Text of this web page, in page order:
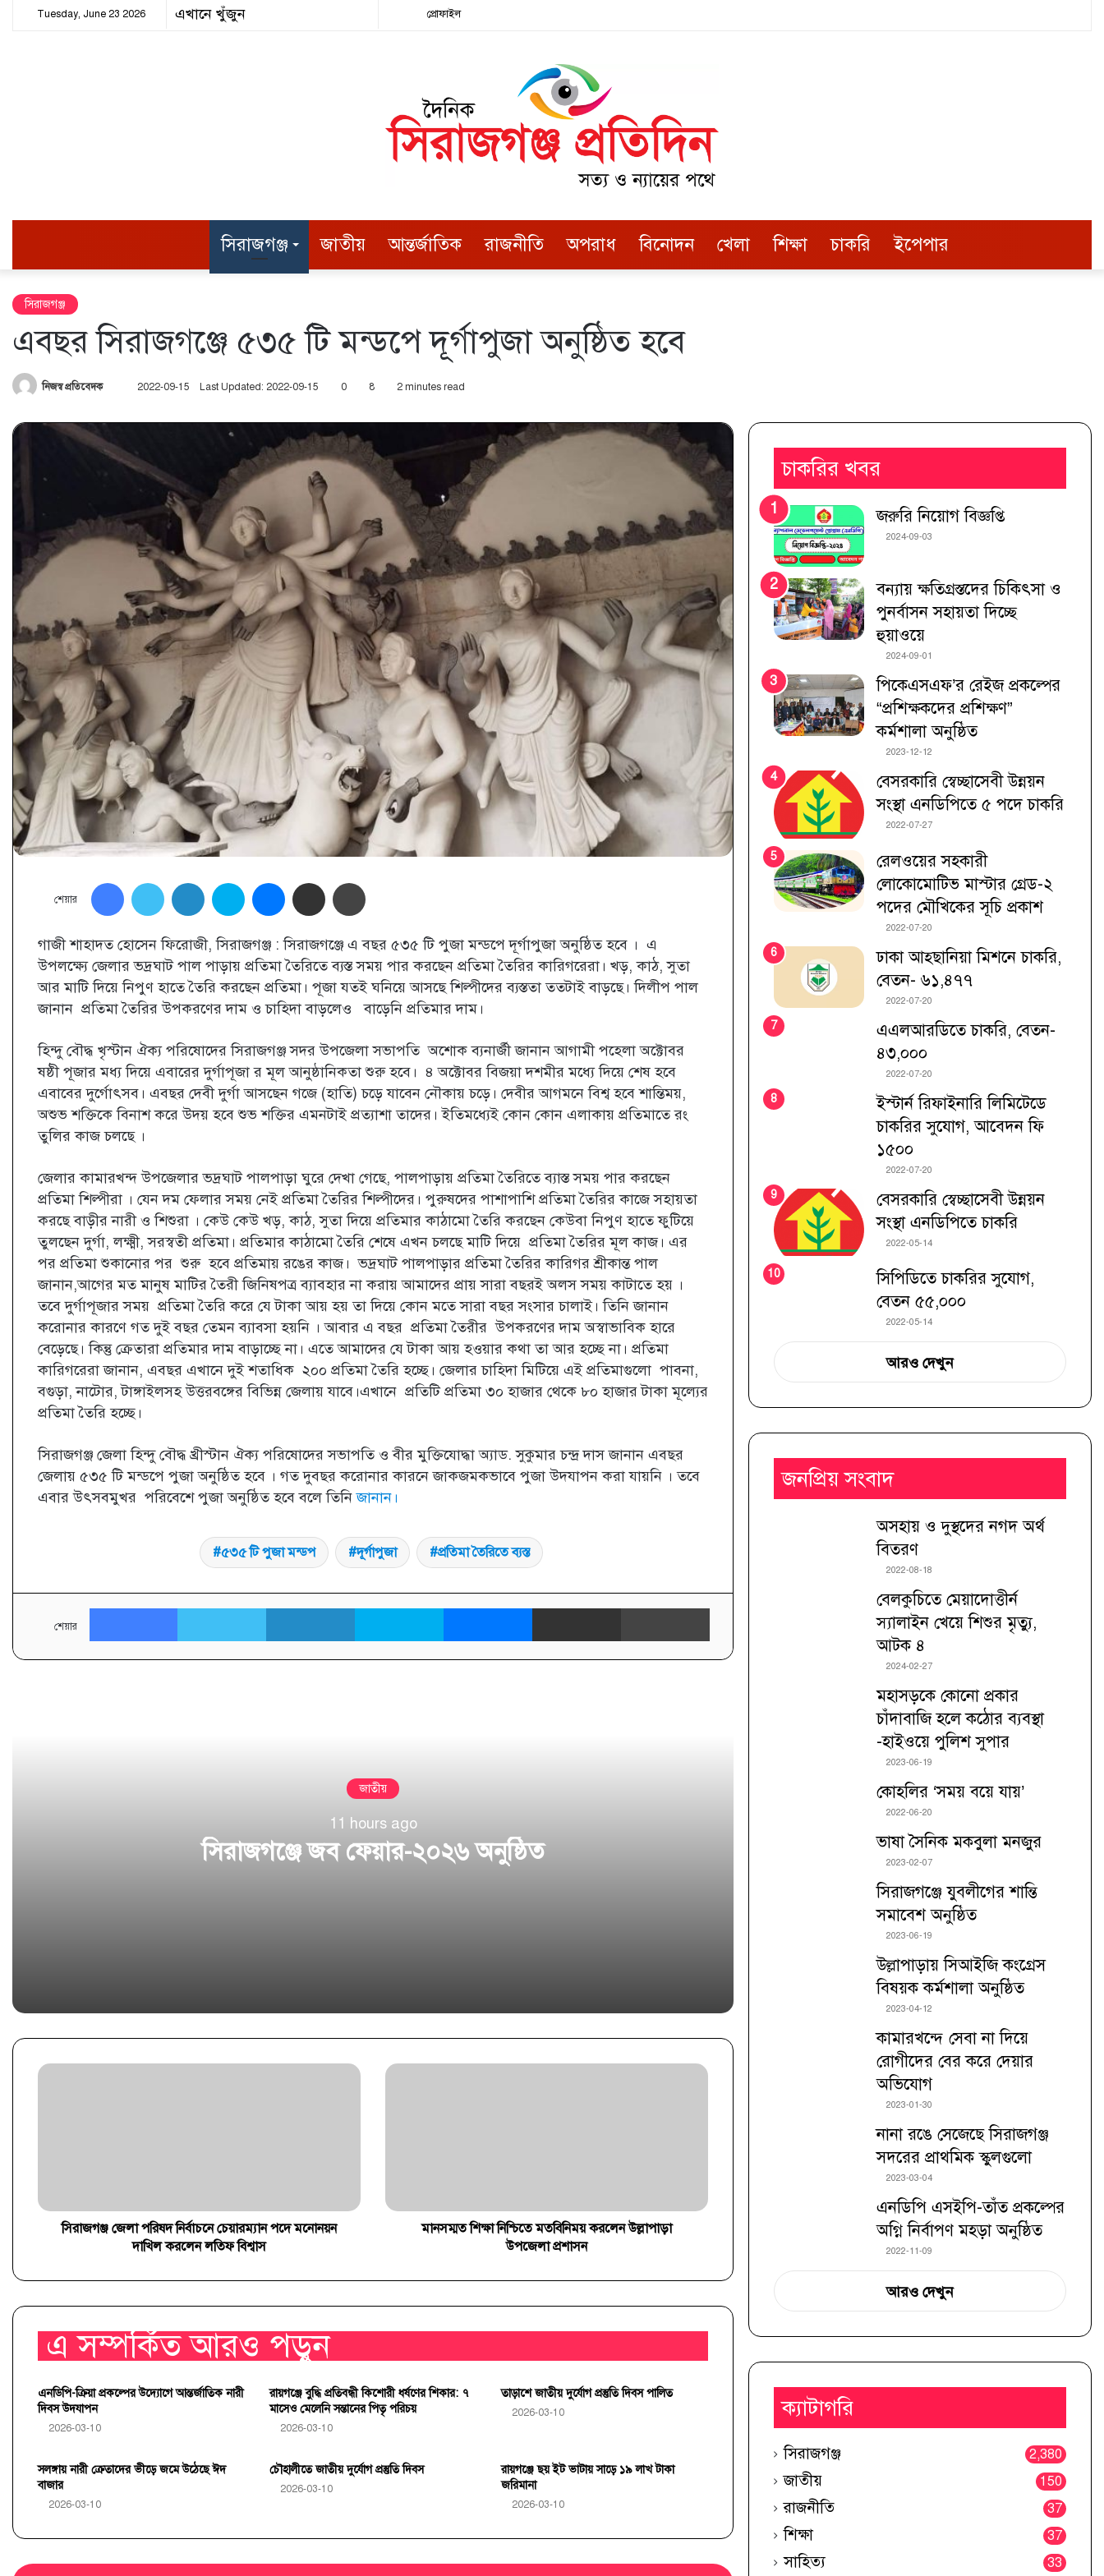
Tuesday, June 23 2026
Randomপ্রোফাইল
হোমসিরাজগঞ্জ জাতীয় আন্তর্জাতিক রাজনীতি অপরাধ বিনোদন খেলা শিক্ষা চাকরি ইপেপার
সিরাজগঞ্জ
এবছর সিরাজগঞ্জে ৫৩৫ টি মন্ডপে দূর্গাপুজা অনুষ্ঠিত হবে
নিজস্ব প্রতিবেদক
Send
email
2022-09-15 Last Updated: 2022-09-15 0 8 2 minutes read
শেয়ার
Facebook
Twitter LinkedInSkype Messenger
Share via Email
গাজী শাহাদত হোসেন ফিরোজী, সিরাজগঞ্জ : সিরাজগঞ্জে এ বছর ৫৩৫ টি পুজা মন্ডপে দূর্গাপুজা অনুষ্ঠিত হবে । এ
উপলক্ষ্যে জেলার ভদ্রঘাট পাল পাড়ায় প্রতিমা তৈরিতে ব্যস্ত সময় পার করছেন প্রতিমা তৈরির কারিগরেরা। খড়, কাঠ, সুতা
আর মাটি দিয়ে নিপুণ হাতে তৈরি করছেন প্রতিমা। পূজা যতই ঘনিয়ে আসছে শিল্পীদের ব্যস্ততা ততটাই বাড়ছে। দিলীপ পাল
জানান প্রতিমা তৈরির উপকরণের দাম ও চাহিদা বাড়লেও বাড়েনি প্রতিমার দাম।
হিন্দু বৌদ্ধ খৃস্টান ঐক্য পরিষোদের সিরাজগঞ্জ সদর উপজেলা সভাপতি অশোক ব্যনার্জী জানান আগামী পহেলা অক্টোবর
ষষ্ঠী পূজার মধ্য দিয়ে এবারের দুর্গাপূজা র মূল আনুষ্ঠানিকতা শুরু হবে। ৪ অক্টোবর বিজয়া দশমীর মধ্যে দিয়ে শেষ হবে
এবাবের দুর্গোৎসব। এবছর দেবী দুর্গা আসছেন গজে (হাতি) চড়ে যাবেন নৌকায় চড়ে। দেবীর আগমনে বিশ্ব হবে শান্তিময়,
অশুভ শক্তিকে বিনাশ করে উদয় হবে শুভ শক্তির এমনটাই প্রত্যাশা তাদের। ইতিমধ্যেই কোন কোন এলাকায় প্রতিমাতে রং
তুলির কাজ চলছে ।
জেলার কামারখন্দ উপজেলার ভদ্রঘাট পালপাড়া ঘুরে দেখা গেছে, পালপাড়ায় প্রতিমা তৈরিতে ব্যাস্ত সময় পার করছেন
প্রতিমা শিল্পীরা । যেন দম ফেলার সময় নেই প্রতিমা তৈরির শিল্পীদের। পুরুষদের পাশাপাশি প্রতিমা তৈরির কাজে সহায়তা
করছে বাড়ীর নারী ও শিশুরা । কেউ কেউ খড়, কাঠ, সুতা দিয়ে প্রতিমার কাঠামো তৈরি করছেন কেউবা নিপুণ হাতে ফুটিয়ে
তুলছেন দুর্গা, লক্ষ্মী, সরস্বতী প্রতিমা। প্রতিমার কাঠামো তৈরি শেষে এখন চলছে মাটি দিয়ে প্রতিমা তৈরির মূল কাজ। এর
পর প্রতিমা শুকানোর পর শুরু হবে প্রতিমায় রঙের কাজ। ভদ্রঘাট পালপাড়ার প্রতিমা তৈরির কারিগর শ্রীকান্ত পাল
জানান,আগের মত মানুষ মাটির তৈরী জিনিষপত্র ব্যাবহার না করায় আমাদের প্রায় সারা বছরই অলস সময় কাটাতে হয় ।
তবে দুর্গাপূজার সময় প্রতিমা তৈরি করে যে টাকা আয় হয় তা দিয়ে কোন মতে সারা বছর সংসার চালাই। তিনি জানান
করোনার কারণে গত দুই বছর তেমন ব্যাবসা হয়নি । আবার এ বছর প্রতিমা তৈরীর উপকরণের দাম অস্বাভাবিক হারে
বেড়েছে। কিন্তু ক্রেতারা প্রতিমার দাম বাড়াচ্ছে না। এতে আমাদের যে টাকা আয় হওয়ার কথা তা আর হচ্ছে না। প্রতিমা
কারিগরেরা জানান, এবছর এখানে দুই শতাধিক ২০০ প্রতিমা তৈরি হচ্ছে। জেলার চাহিদা মিটিয়ে এই প্রতিমাগুলো পাবনা,
বগুড়া, নাটোর, টাঙ্গাইলসহ উত্তরবঙ্গের বিভিন্ন জেলায় যাবে।এখানে প্রতিটি প্রতিমা ৩০ হাজার থেকে ৮০ হাজার টাকা মূল্যের
প্রতিমা তৈরি হচ্ছে।
সিরাজগঞ্জ জেলা হিন্দু বৌদ্ধ খ্রীস্টান ঐক্য পরিষোদের সভাপতি ও বীর মুক্তিযোদ্ধা অ্যাড. সুকুমার চন্দ্র দাস জানান এবছর
জেলায় ৫৩৫ টি মন্ডপে পুজা অনুষ্ঠিত হবে । গত দুবছর করোনার কারনে জাকজমকভাবে পুজা উদযাপন করা যায়নি । তবে
এবার উৎসবমুখর পরিবেশে পুজা অনুষ্ঠিত হবে বলে তিনিজানান।
৫৩৫ টি পুজা মন্ডপ দূর্গাপুজা প্রতিমা তৈরিতে ব্যস্ত
শেয়ার
Facebook Twitter LinkedIn Skype Messenger Share via Email প্রিন্ট
জাতীয়
11 hours ago
সিরাজগঞ্জে জব ফেয়ার-২০২৬ অনুষ্ঠিত
স্থানীয় মানবিক সহায়তা জোরদারে “এনজিও–এমএফআই রিসোর্সড পুলড ফান্ড” উদ্বোধন
2026-03-29
মালচিং প্রযুক্তিতে শসা চাষে সাফল্য: এনডিপির সহায়তায় বদলে যাচ্ছে কৃষকের জীবন
সিরাজগঞ্জে জাতীয় দুর্যোগ প্রস্তুতি দিবস উদযাপন
সিরাজগঞ্জ জেলা পরিষদ নির্বাচনে চেয়ারম্যান পদে মনোনয়ন
দাখিল করলেন লতিফ বিশ্বাস
মানসম্মত শিক্ষা নিশ্চিতে মতবিনিময় করলেন উল্লাপাড়া
উপজেলা প্রশাসন
এ সম্পর্কিত আরও পড়ুন
এনডিপি-ক্রিয়া প্রকল্পের উদ্যোগে আন্তর্জাতিক নারী
দিবস উদযাপন
2026-03-10
রায়গঞ্জে বুদ্ধি প্রতিবন্ধী কিশোরী ধর্ষণের শিকার: ৭
মাসেও মেলেনি সন্তানের পিতৃ পরিচয়
2026-03-10
তাড়াশে জাতীয় দুর্যোগ প্রস্তুতি দিবস পালিত
2026-03-10
সলঙ্গায় নারী ক্রেতাদের ভীড়ে জমে উঠেছে ঈদ
বাজার
2026-03-10
চৌহালীতে জাতীয় দুর্যোগ প্রস্তুতি দিবস
2026-03-10
রায়গঞ্জে ছয় ইট ভাটায় সাড়ে ১৯ লাখ টাকা
জরিমানা
2026-03-10
চাকরির খবর
জরুরি নিয়োগ বিজ্ঞপ্তি
2024-09-03
বন্যায় ক্ষতিগ্রস্তদের চিকিৎসা ও
পুনর্বাসন সহায়তা দিচ্ছে
হুয়াওয়ে
2024-09-01
পিকেএসএফ’র রেইজ প্রকল্পের
“প্রশিক্ষকদের প্রশিক্ষণ”
কর্মশালা অনুষ্ঠিত
2023-12-12
বেসরকারি স্বেচ্ছাসেবী উন্নয়ন
সংস্থা এনডিপিতে ৫ পদে চাকরি
2022-07-27
রেলওয়ের সহকারী
লোকোমোটিভ মাস্টার গ্রেড-২
পদের মৌখিকের সূচি প্রকাশ
2022-07-20
ঢাকা আহ্ছানিয়া মিশনে চাকরি,
বেতন- ৬১,৪৭৭
2022-07-20
এএলআরডিতে চাকরি, বেতন-
৪৩,০০০
2022-07-20
ইস্টার্ন রিফাইনারি লিমিটেডে
চাকরির সুযোগ, আবেদন ফি
১৫০০
2022-07-20
বেসরকারি স্বেচ্ছাসেবী উন্নয়ন
সংস্থা এনডিপিতে চাকরি
2022-05-14
সিপিডিতে চাকরির সুযোগ,
বেতন ৫৫,০০০
2022-05-14
আরও দেখুন
জনপ্রিয় সংবাদ
অসহায় ও দুস্থদের নগদ অর্থ
বিতরণ
2022-08-18
বেলকুচিতে মেয়াদোত্তীর্ন
স্যালাইন খেয়ে শিশুর মৃত্যু,
আটক ৪
2024-02-27
মহাসড়কে কোনো প্রকার
চাঁদাবাজি হলে কঠোর ব্যবস্থা
-হাইওয়ে পুলিশ সুপার
2023-06-19
কোহলির ‘সময় বয়ে যায়’
2022-06-20
ভাষা সৈনিক মকবুলা মনজুর
2023-02-07
সিরাজগঞ্জে যুবলীগের শান্তি
সমাবেশ অনুষ্ঠিত
2023-06-19
উল্লাপাড়ায় সিআইজি কংগ্রেস
বিষয়ক কর্মশালা অনুষ্ঠিত
2023-04-12
কামারখন্দে সেবা না দিয়ে
রোগীদের বের করে দেয়ার
অভিযোগ
2023-01-30
নানা রঙে সেজেছে সিরাজগঞ্জ
সদরের প্রাথমিক স্কুলগুলো
2023-03-04
এনডিপি এসইপি-তাঁত প্রকল্পের
অগ্নি নির্বাপণ মহড়া অনুষ্ঠিত
2022-11-09
আরও দেখুন
ক্যাটাগরি
সিরাজগঞ্জ 2,380
জাতীয় 150
রাজনীতি 37
শিক্ষা 37
সাহিত্য 33